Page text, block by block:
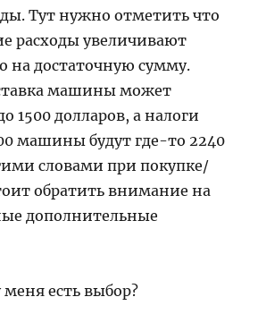
Тут нужно отметить что
расходы увеличивают
на достаточную сумму.
машины может
1500 долларов, а налоги
машины будут где-то 2240
словами при покупке/
обратить внимание на
дополнительные
меня есть выбор?